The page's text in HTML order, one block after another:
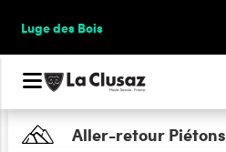
Luge des Bois
Aller-retour Piétons